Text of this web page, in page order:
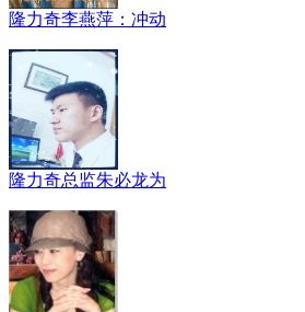
隆力奇李燕萍：冲动
隆力奇总监朱必龙为